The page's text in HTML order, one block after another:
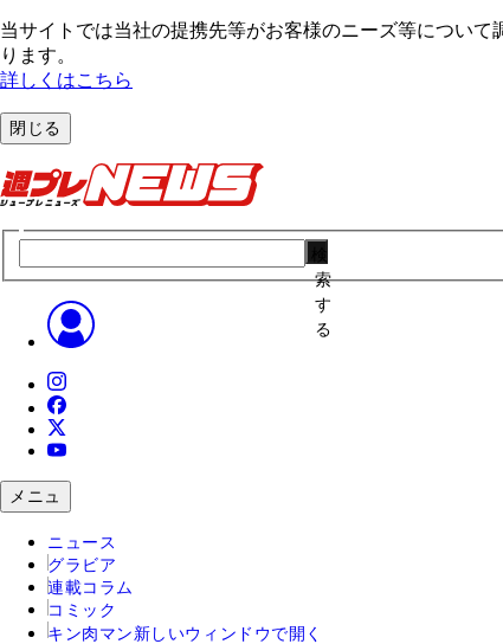
当サイトでは当社の提携先等がお客様のニーズ等につい
ります。
詳しくはこちら
閉じる
索
す
る
メニュ
ニュース
グラビア
連載コラム
コミック
キン肉マン 新しいウィンドウで開く